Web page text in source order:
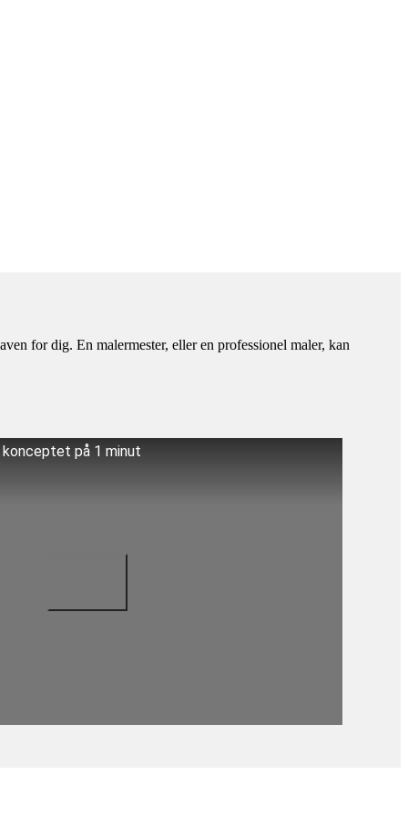
for dig. En malermester, eller en professionel maler, kan
på 1 minut